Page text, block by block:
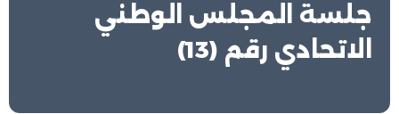
جلسة المجلس الوطني
الاتحادي رقم (13)